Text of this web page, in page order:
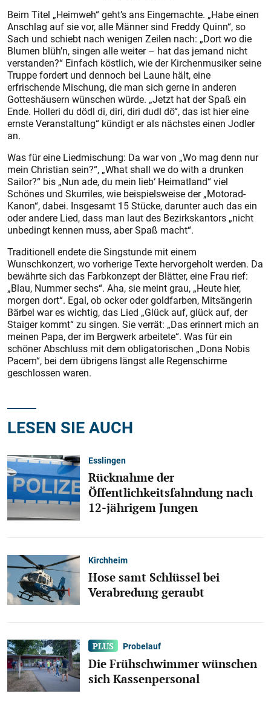
Beim Titel „Heimweh“ geht’s ans Eingemachte. „Habe einen
Anschlag auf sie vor, alle Männer sind Freddy Quinn“, so
Sach und schiebt nach wenigen Zeilen nach: „Dort wo die
Blumen blüh’n, singen alle weiter – hat das jemand nicht
verstanden?“ Einfach köstlich, wie der Kirchenmusiker seine
Truppe fordert und dennoch bei Laune hält, eine
erfrischende Mischung, die man sich gerne in anderen
Gotteshäusern wünschen würde. „Jetzt hat der Spaß ein
Ende. Holleri du dödl di, diri, diri dudl dö“, das ist hier eine
ernste Veranstaltung“ kündigt er als nächstes einen Jodler
an.
Was für eine Liedmischung: Da war von „Wo mag denn nur
mein Christian sein?“, „What shall we do with a drunken
Sailor?“ bis „Nun ade, du mein lieb‘ Heimatland“ viel
Schönes und Skurriles, wie beispielsweise der „Motorad-
Kanon“, dabei. Insgesamt 15 Stücke, darunter auch das ein
oder andere Lied, dass man laut des Bezirkskantors „nicht
unbedingt kennen muss, aber Spaß macht“.
Traditionell endete die Singstunde mit einem
Wunschkonzert, wo vorherige Texte hervorgeholt werden. Da
bewährte sich das Farbkonzept der Blätter, eine Frau rief:
„Blau, Nummer sechs“. Aha, sie meint grau, „Heute hier,
morgen dort“. Egal, ob ocker oder goldfarben, Mitsängerin
Bärbel war es wichtig, das Lied „Glück auf, glück auf, der
Staiger kommt“ zu singen. Sie verrät: „Das erinnert mich an
meinen Papa, der im Bergwerk arbeitete“. Was für ein
schöner Abschluss mit dem obligatorischen „Dona Nobis
Pacem“, bei dem übrigens längst alle Regenschirme
geschlossen waren.
LESEN SIE AUCH
Esslingen
Rücknahme der
Öffentlichkeitsfahndung nach
12-jährigem Jungen
Kirchheim
Hose samt Schlüssel bei
Verabredung geraubt
Probelauf
Die Frühschwimmer wünschen
sich Kassenpersonal